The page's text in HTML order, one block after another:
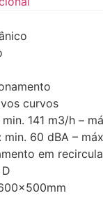
curvos
141 m3/h –
60 dBA –
em